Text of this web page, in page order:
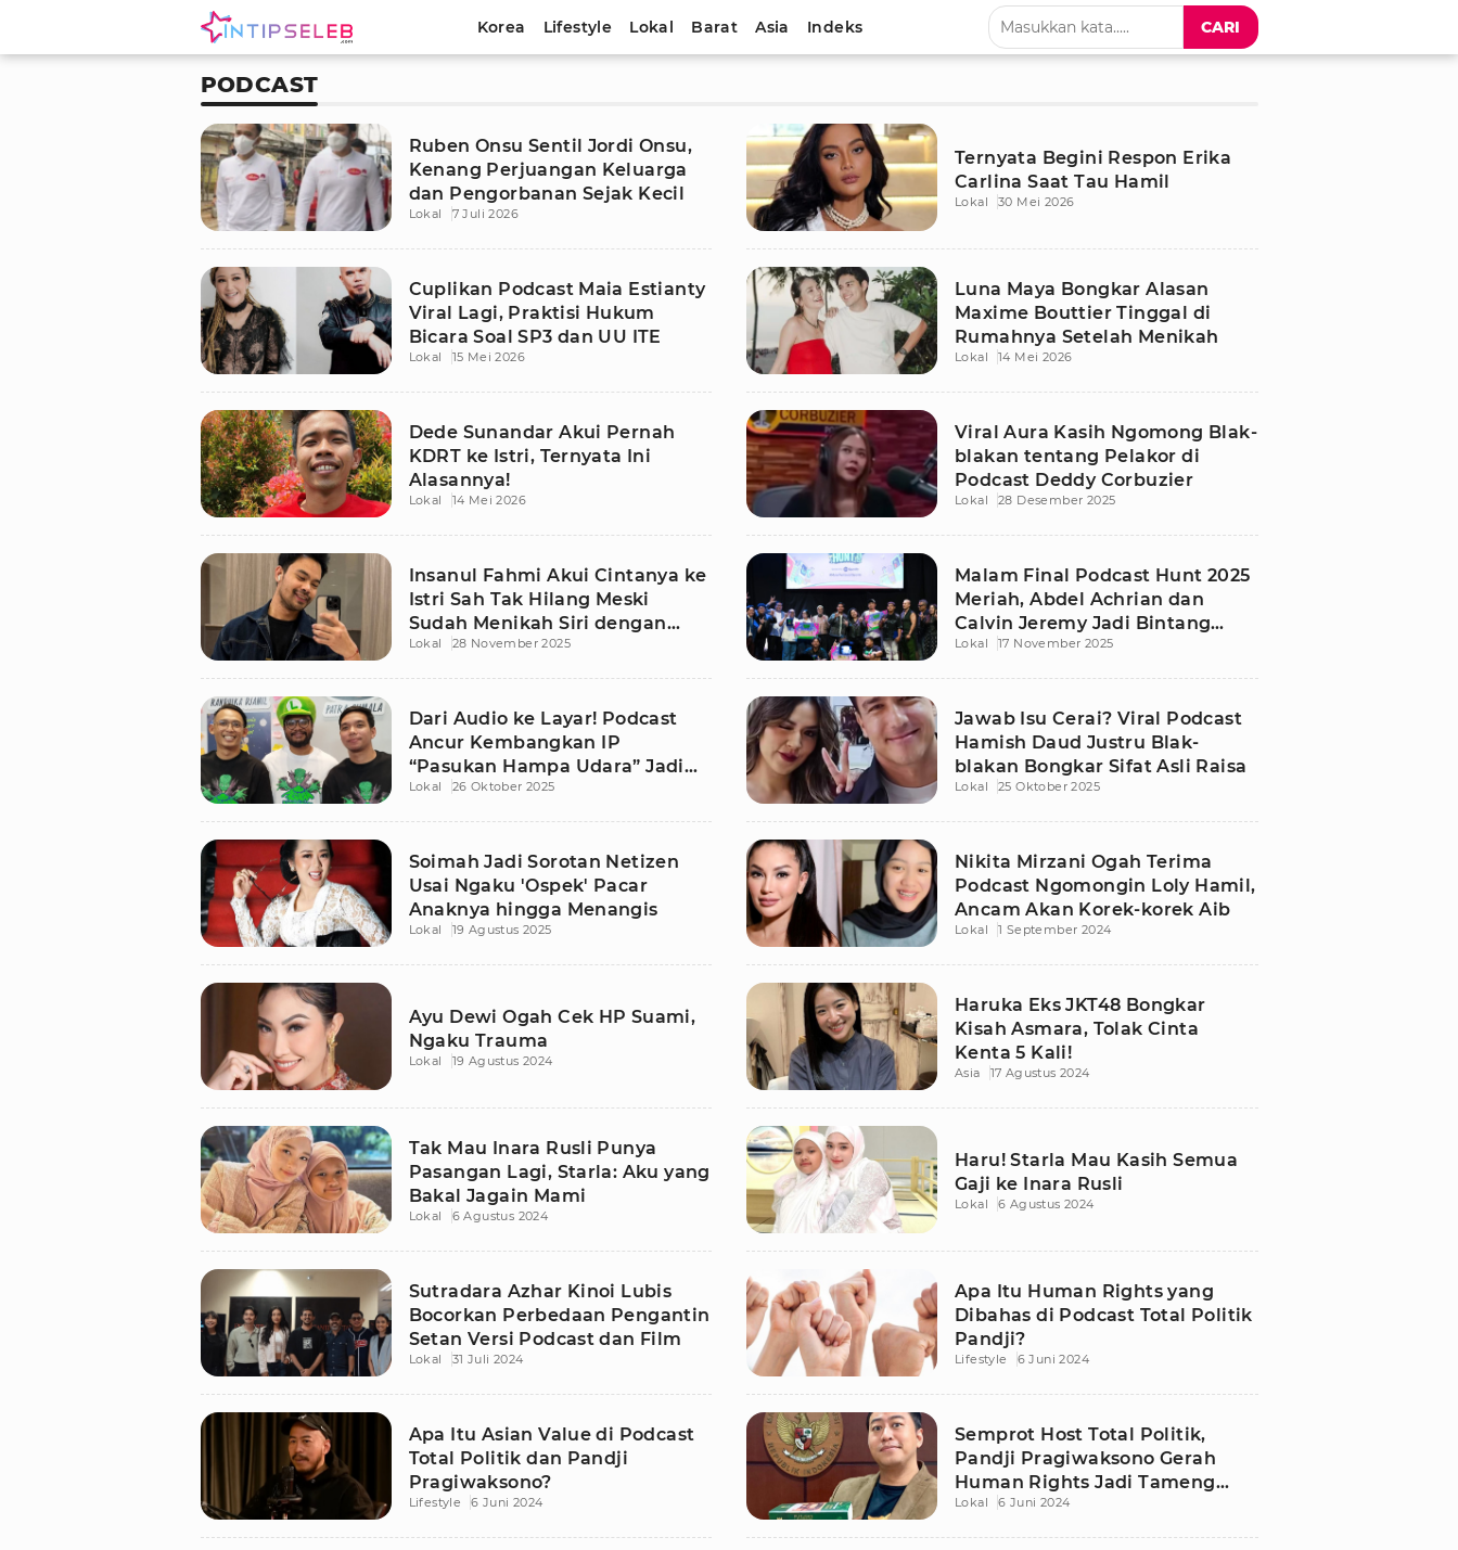
Korea Lifestyle Lokal Barat Asia Indeks CARI
PODCAST
Ruben Onsu Sentil Jordi Onsu,
Kenang Perjuangan Keluarga
dan Pengorbanan Sejak Kecil
Lokal 7 Juli 2026
Ternyata Begini Respon Erika
Carlina Saat Tau Hamil
Lokal 30 Mei 2026
Cuplikan Podcast Maia Estianty
Viral Lagi, Praktisi Hukum
Bicara Soal SP3 dan UU ITE
Lokal 15 Mei 2026
Luna Maya Bongkar Alasan
Maxime Bouttier Tinggal di
Rumahnya Setelah Menikah
Lokal 14 Mei 2026
Dede Sunandar Akui Pernah
KDRT ke Istri, Ternyata Ini
Alasannya!
Lokal 14 Mei 2026
Viral Aura Kasih Ngomong Blak-
blakan tentang Pelakor di
Podcast Deddy Corbuzier
Lokal 28 Desember 2025
Insanul Fahmi Akui Cintanya ke
Istri Sah Tak Hilang Meski
Sudah Menikah Siri dengan
Inara Rusli
Lokal 28 November 2025
Malam Final Podcast Hunt 2025
Meriah, Abdel Achrian dan
Calvin Jeremy Jadi Bintang
Tamu
Lokal 17 November 2025
Dari Audio ke Layar! Podcast
Ancur Kembangkan IP
“Pasukan Hampa Udara” Jadi
Animasi
Lokal 26 Oktober 2025
Jawab Isu Cerai? Viral Podcast
Hamish Daud Justru Blak-
blakan Bongkar Sifat Asli Raisa
Lokal 25 Oktober 2025
Soimah Jadi Sorotan Netizen
Usai Ngaku 'Ospek' Pacar
Anaknya hingga Menangis
Lokal 19 Agustus 2025
Nikita Mirzani Ogah Terima
Podcast Ngomongin Loly Hamil,
Ancam Akan Korek-korek Aib
Lokal 1 September 2024
Ayu Dewi Ogah Cek HP Suami,
Ngaku Trauma
Lokal 19 Agustus 2024
Haruka Eks JKT48 Bongkar
Kisah Asmara, Tolak Cinta
Kenta 5 Kali!
Asia 17 Agustus 2024
Tak Mau Inara Rusli Punya
Pasangan Lagi, Starla: Aku yang
Bakal Jagain Mami
Lokal 6 Agustus 2024
Haru! Starla Mau Kasih Semua
Gaji ke Inara Rusli
Lokal 6 Agustus 2024
Sutradara Azhar Kinoi Lubis
Bocorkan Perbedaan Pengantin
Setan Versi Podcast dan Film
Lokal 31 Juli 2024
Apa Itu Human Rights yang
Dibahas di Podcast Total Politik
Pandji?
Lifestyle 6 Juni 2024
Apa Itu Asian Value di Podcast
Total Politik dan Pandji
Pragiwaksono?
Lifestyle 6 Juni 2024
Semprot Host Total Politik,
Pandji Pragiwaksono Gerah
Human Rights Jadi Tameng
Dinasti Politik
Lokal 6 Juni 2024